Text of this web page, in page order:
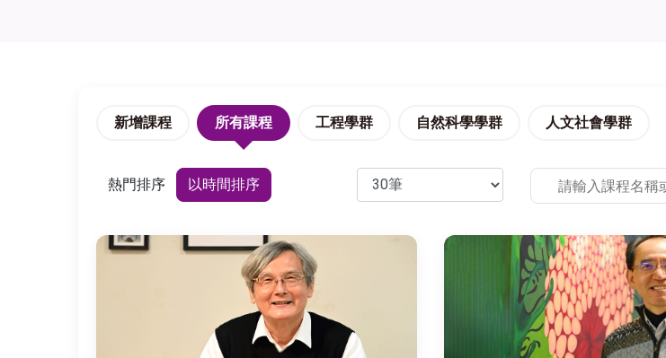
新增課程 所有課程 工程學群 自然科學學群 人文社會學群
熱門排序 以時間排序